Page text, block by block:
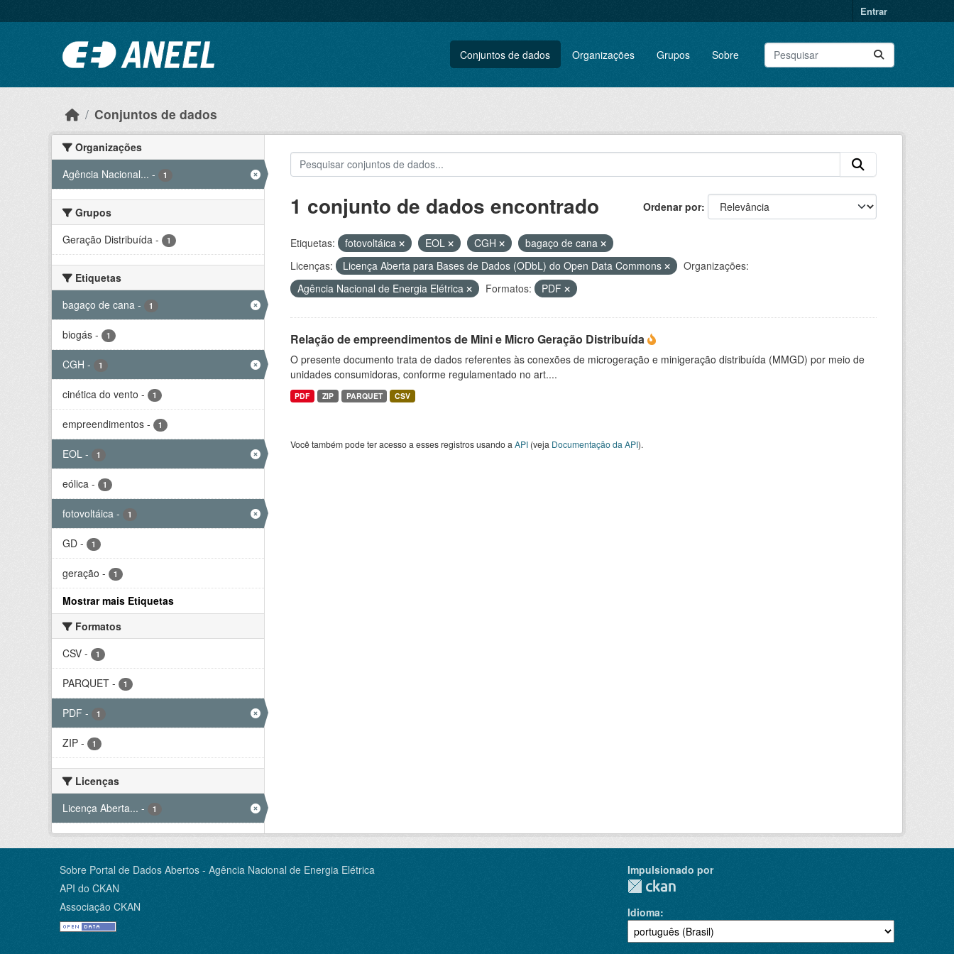
Entrar
Conjuntos de dados Organizações Grupos Sobre
Conjuntos de dados
Organizações
Agência Nacional... - 1
Grupos
Geração Distribuída - 1
Etiquetas
bagaço de cana - 1
biogás - 1
CGH - 1
cinética do vento - 1
empreendimentos - 1
EOL - 1
eólica - 1
fotovoltáica - 1
GD - 1
geração - 1
Mostrar mais Etiquetas
Formatos
CSV - 1
PARQUET - 1
PDF - 1
ZIP - 1
Licenças
Licença Aberta... - 1
Ordenar por
1 conjunto de dados encontrado
Etiquetas: fotovoltáica EOL CGH
bagaço de cana
Licenças:
Licença Aberta para Bases de Dados (ODbL) do Open Data Commons
Organizações:
Agência Nacional de Energia Elétrica
Formatos: PDF
Relação de empreendimentos de Mini e Micro Geração Distribuída
O presente documento trata de dados referentes às conexões de microgeração e minigeração distribuída (MMGD) por meio de
unidades consumidoras, conforme regulamentado no art....
PDF ZIP PARQUET CSV
Você também pode ter acesso a esses registros usando a API(veja Documentação da API).
Sobre Portal de Dados Abertos - Agência Nacional de Energia Elétrica
API do CKAN
Associação CKAN
Impulsionado por
Idioma